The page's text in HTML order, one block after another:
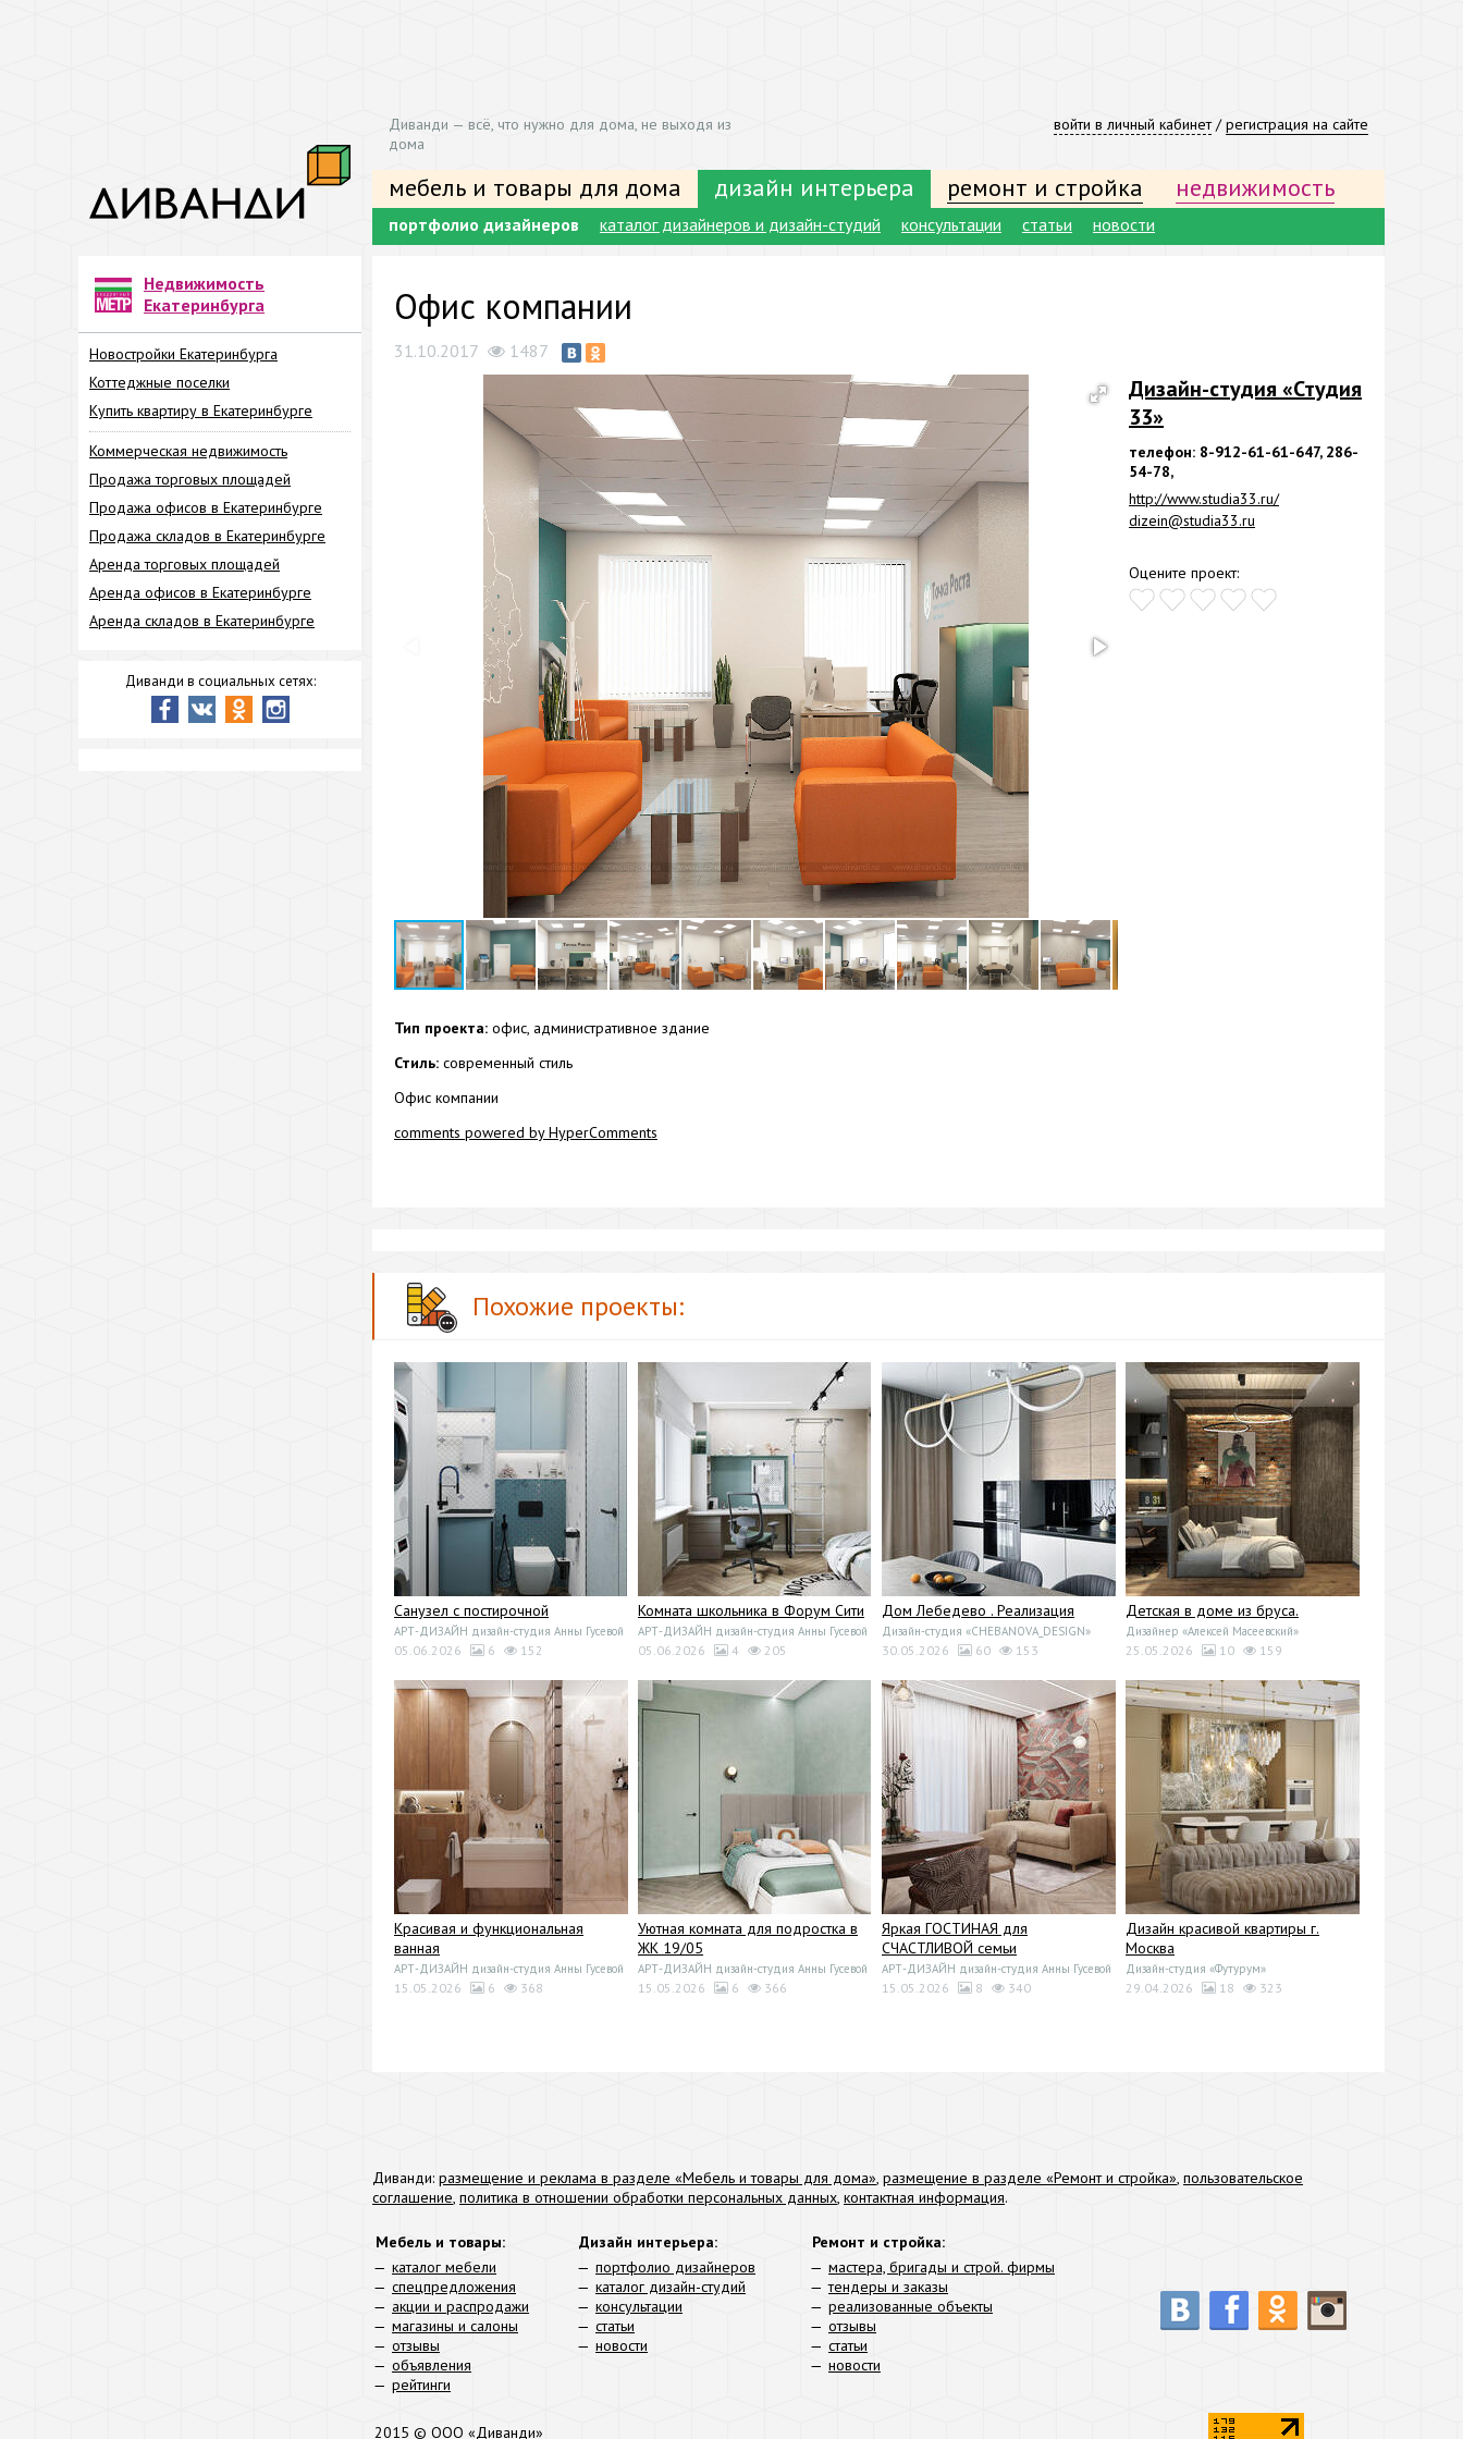
войти в личный кабинет/регистрация на сайте
Диванди — всё, что нужно для дома, не выходя из
дома
мебель и товары для дома дизайн интерьера ремонт и стройка недвижимость
портфолио дизайнеров каталог дизайнеров и дизайн-студий консультации статьи новости
Недвижимость
Екатеринбурга
Новостройки Екатеринбурга
Коттеджные поселки
Купить квартиру в Екатеринбурге
Коммерческая недвижимость
Продажа торговых площадей
Продажа офисов в Екатеринбурге
Продажа складов в Екатеринбурге
Аренда торговых площадей
Аренда офисов в Екатеринбурге
Аренда складов в Екатеринбурге
Диванди в социальных сетях:
Офис компании
31.10.2017 1487
Дизайн-студия «Студия
33»
телефон: 8-912-61-61-647, 286-
54-78,
http://www.studia33.ru/
dizein@studia33.ru
Оцените проект:
Тип проекта: офис, административное здание
Стиль: современный стиль
Офис компании
comments powered by HyperComments
Похожие проекты:
Санузел с постирочной
АРТ-ДИЗАЙН дизайн-студия Анны Гусевой
05.06.2026 6 152
Комната школьника в Форум Сити
АРТ-ДИЗАЙН дизайн-студия Анны Гусевой
05.06.2026 4 205
Дом Лебедево . Реализация
Дизайн-студия «CHEBANOVA_DESIGN»
30.05.2026 60 153
Детская в доме из бруса.
Дизайнер «Алексей Масеевский»
25.05.2026 10 159
Красивая и функциональная
ванная
АРТ-ДИЗАЙН дизайн-студия Анны Гусевой
15.05.2026 6 368
Уютная комната для подростка в
ЖК 19/05
АРТ-ДИЗАЙН дизайн-студия Анны Гусевой
15.05.2026 6 366
Яркая ГОСТИНАЯ для
СЧАСТЛИВОЙ семьи
АРТ-ДИЗАЙН дизайн-студия Анны Гусевой
15.05.2026 8 340
Дизайн красивой квартиры г.
Москва
Дизайн-студия «Футурум»
29.04.2026 18 323
Диванди: размещение и реклама в разделе «Мебель и товары для дома», размещение в разделе «Ремонт и стройка», пользовательское
соглашение, политика в отношении обработки персональных данных, контактная информация.
Мебель и товары:
каталог мебели
спецпредложения
акции и распродажи
магазины и салоны
отзывы
объявления
рейтинги
Дизайн интерьера:
портфолио дизайнеров
каталог дизайн-студий
консультации
статьи
новости
Ремонт и стройка:
мастера, бригады и строй. фирмы
тендеры и заказы
реализованные объекты
отзывы
статьи
новости
2015 © ООО «Диванди»